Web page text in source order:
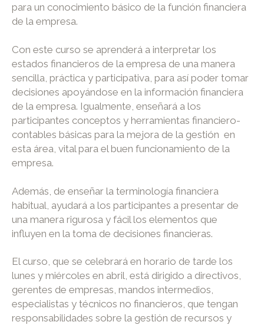
para un conocimiento básico de la función financiera
de la empresa.
Con este curso se aprenderá a interpretar los
estados financieros de la empresa de una manera
sencilla, práctica y participativa, para así poder tomar
decisiones apoyándose en la información financiera
de la empresa. Igualmente, enseñará a los
participantes conceptos y herramientas financiero-
contables básicas para la mejora de la gestión en
esta área, vital para el buen funcionamiento de la
empresa.
Además, de enseñar la terminología financiera
habitual, ayudará a los participantes a presentar de
una manera rigurosa y fácil los elementos que
influyen en la toma de decisiones financieras.
El curso, que se celebrará en horario de tarde los
lunes y miércoles en abril, está dirigido a directivos,
gerentes de empresas, mandos intermedios,
especialistas y técnicos no financieros, que tengan
responsabilidades sobre la gestión de recursos y